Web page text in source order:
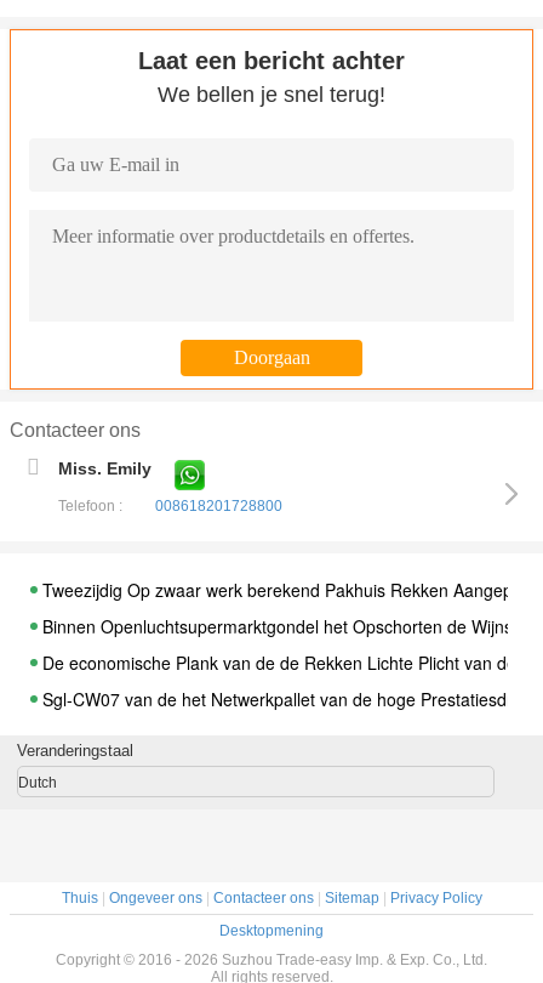
Laat een bericht achter
We bellen je snel terug!
Contacteer ons
Miss. Emily
Telefoon : 008618201728800
Tweezijdig Op zwaar werk berekend Pakhuis Rekken
Binnen Openluchtsupermarktgondel het Opschorten de Wijnstijl
De economische Plank van de de Rekken Lichte Plicht van de
Sgl-CW07 van de het Netwerkpallet van de hoge
supermarktplank, kleinhandelsplanken, superamarket gondel,
De professionele Supermarkt het Winkelen Certificatie van
Zink Geplateerde de Supermarktboodschappenwagentjes van
Veranderingstaal
Dutch
Thuis| Ongeveer ons| Contacteer ons| Sitemap| Privacy Policy
Desktopmening
Copyright © 2016 - 2026 Suzhou Trade-easy Imp. & Exp. Co., Ltd.
All rights reserved.